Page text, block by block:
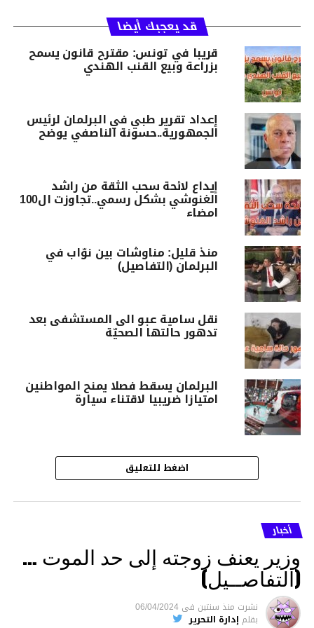
قد يعجبك أيضا
قريبا في تونس: مقترح قانون يسمح
بزراعة وبيع القنب الهندي
إعداد تقرير طبي في البرلمان لرئيس
الجمهورية..حسونة الناصفي يوضح
إيداع لائحة سحب الثقة من راشد
الغنوشي بشكل رسمي..تجاوزت ال100
امضاء
منذ قليل: مناوشات بين نوّاب في
البرلمان (التفاصيل)
نقل سامية عبو الى المستشفى بعد
تدهور حالتها الصحيّة
البرلمان يسقط فصلا يمنح المواطنين
امتيازا ضريبيا لاقتناء سيارة
اضغط للتعليق
أخبار
وزير يعنف زوجته إلى حد الموت …
(التفاصــيل)
نشرت منذ سنتين فى 06/04/2024
بقلم إدارة التحرير